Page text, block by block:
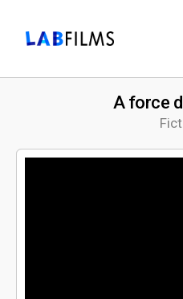
A force